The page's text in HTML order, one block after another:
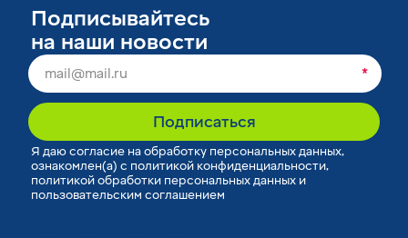
Подписывайтесь
на наши новости
*
Подписаться
Я даю согласие на обработку персональных данных,
ознакомлен(а) с политикой конфиденциальности,
политикой обработки персональных данных и
пользовательским соглашением